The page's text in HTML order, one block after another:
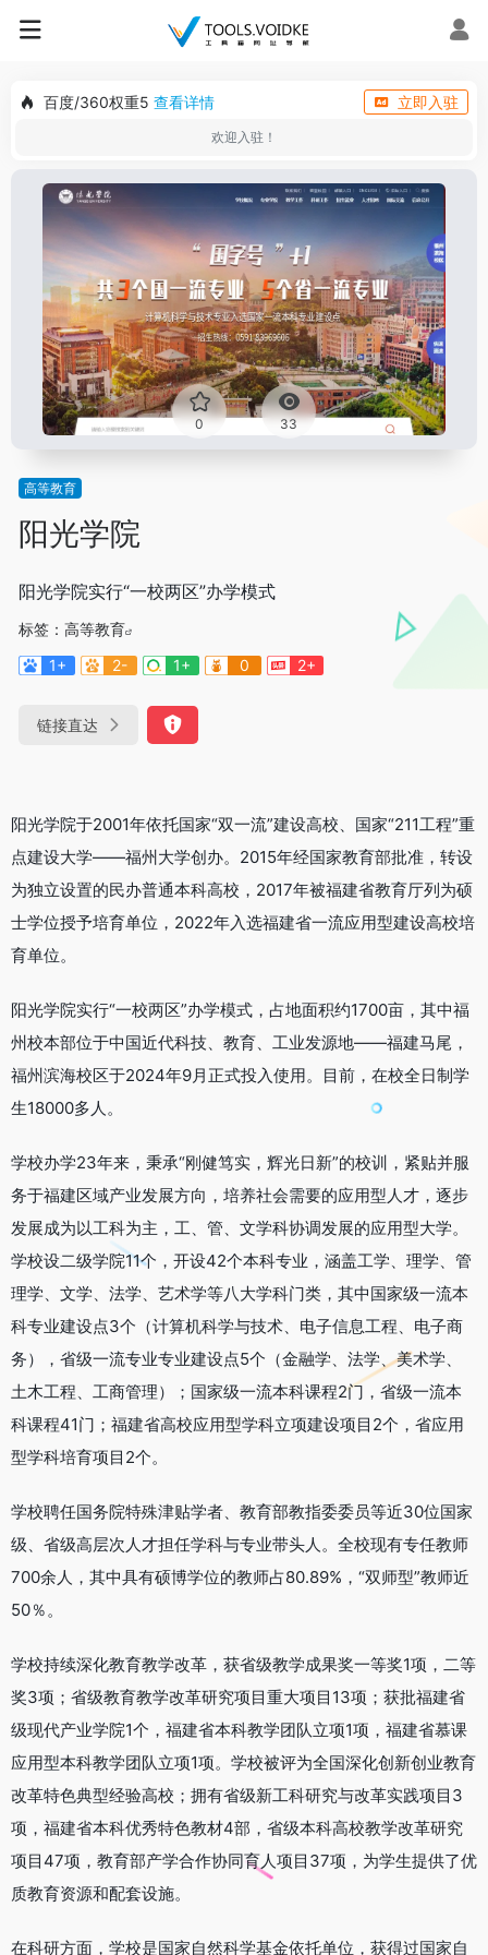
百度/360权重5 查看详情 立即入驻
欢迎入驻！
0 33
高等教育
阳光学院
阳光学院实行“一校两区”办学模式
标签： 高等教育
1+
2- 1+ 0 2+
链接直达
阳光学院于2001年依托国家“双一流”建设高校、国家“211工程”重
点建设大学——福州大学创办。2015年经国家教育部批准，转设
为独立设置的民办普通本科高校，2017年被福建省教育厅列为硕
士学位授予培育单位，2022年入选福建省一流应用型建设高校培
育单位。
阳光学院实行“一校两区”办学模式，占地面积约1700亩，其中福
州校本部位于中国近代科技、教育、工业发源地——福建马尾，
福州滨海校区于2024年9月正式投入使用。目前，在校全日制学
生18000多人。
学校办学23年来，秉承“刚健笃实，辉光日新”的校训，紧贴并服
务于福建区域产业发展方向，培养社会需要的应用型人才，逐步
发展成为以工科为主，工、管、文学科协调发展的应用型大学。
学校设二级学院11个，开设42个本科专业，涵盖工学、理学、管
理学、文学、法学、艺术学等八大学科门类，其中国家级一流本
科专业建设点3个（计算机科学与技术、电子信息工程、电子商
务），省级一流专业专业建设点5个（金融学、法学、美术学、
土木工程、工商管理）；国家级一流本科课程2门，省级一流本
科课程41门；福建省高校应用型学科立项建设项目2个，省应用
型学科培育项目2个。
学校聘任国务院特殊津贴学者、教育部教指委委员等近30位国家
级、省级高层次人才担任学科与专业带头人。全校现有专任教师
700余人，其中具有硕博学位的教师占80.89%，“双师型”教师近
50％。
学校持续深化教育教学改革，获省级教学成果奖一等奖1项，二等
奖3项；省级教育教学改革研究项目重大项目13项；获批福建省
级现代产业学院1个，福建省本科教学团队立项1项，福建省慕课
应用型本科教学团队立项1项。学校被评为全国深化创新创业教育
改革特色典型经验高校；拥有省级新工科研究与改革实践项目3
项，福建省本科优秀特色教材4部，省级本科高校教学改革研究
项目47项，教育部产学合作协同育人项目37项，为学生提供了优
质教育资源和配套设施。
在科研方面，学校是国家自然科学基金依托单位，获得过国家自